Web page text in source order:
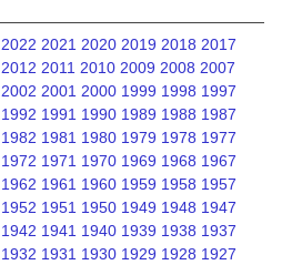
2022 2021 2020 2019 2018 2017
2012 2011 2010 2009 2008 2007
2002 2001 2000 1999 1998 1997
1992 1991 1990 1989 1988 1987
1982 1981 1980 1979 1978 1977
1972 1971 1970 1969 1968 1967
1962 1961 1960 1959 1958 1957
1952 1951 1950 1949 1948 1947
1942 1941 1940 1939 1938 1937
1932 1931 1930 1929 1928 1927